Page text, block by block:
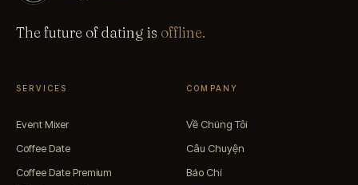
The future of dating is offline.
SERVICES
Event Mixer
Coffee Date
Coffee Date Premium
COMPANY
Về Chúng Tôi
Câu Chuyện
Báo Chí